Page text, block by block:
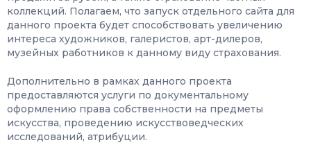
коллекций. Полагаем, что запуск отдельного сайта для
данного проекта будет способствовать увеличению
интереса художников, галеристов, арт-дилеров,
музейных работников к данному виду страхования.
Дополнительно в рамках данного проекта
предоставляются услуги по документальному
оформлению права собственности на предметы
искусства, проведению искусствоведческих
исследований, атрибуции.